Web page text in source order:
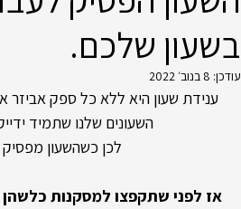
בשעון שלכם.
עודכן: 8 בנוב׳ 2022
ענידת שעון היא ללא כל ספק אביזר
השעונים שלנו שתמיד
לכן כשהשעון